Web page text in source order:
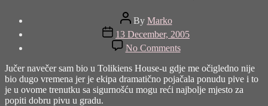
Post
author
By Marko
Post
date
13 December, 2005
No Commentson
fifteen
feet
of
pure
white
Jučer navečer sam bio u Tolikiens House-u gdje me očigledno nije
bio dugo vremena jer je ekipa dramatično pojačala ponudu pive i to
je u ovome trenutku sa sigurnošću mogu reći najbolje mjesto za
popiti dobru pivu u gradu.